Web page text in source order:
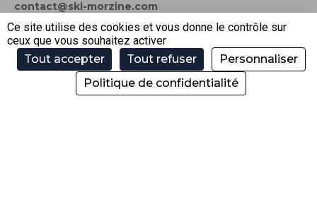
contact@ski-morzine.com
Espace Pro – Presse
Recrutements
Ce site utilise des cookies et vous donne le contrôle sur
ceux que vous souhaitez activer
Tout accepter
Tout refuser
Personnaliser
Politique de confidentialité